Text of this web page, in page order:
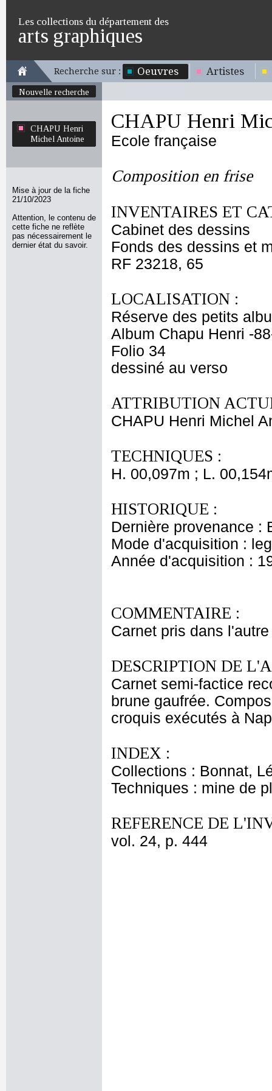
Les collections du département des
arts graphiques
Recherche sur : Oeuvres Artistes
Nouvelle recherche
CHAPU Henri
Michel Antoine
Mise à jour de la fiche
21/10/2023
Attention, le contenu de
cette fiche ne reflète
pas nécessairement le
dernier état du savoir.
CHAPU Henri
Ecole française
Composition en frise
INVENTAIRES ET
Cabinet des dessins
Fonds des dessins et
RF 23218, 65
LOCALISATION :
Réserve des petits
Album Chapu Henri -
Folio 34
dessiné au verso
ATTRIBUTION
CHAPU Henri Michel
TECHNIQUES :
H. 00,097m ; L.
HISTORIQUE :
Dernière provenance :
Mode d'acquisition :
Année d'acquisition :
COMMENTAIRE :
Carnet pris dans
DESCRIPTION DE
Carnet semi-factice
brune gaufrée.
croquis exécutés à
INDEX :
Collections : Bonnat,
Techniques : mine de
REFERENCE DE
vol. 24, p. 444